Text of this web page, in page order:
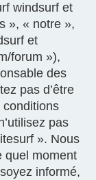
windsurf et
», « notre »,
et
forum »),
des
pas d’être
conditions
pas
». Nous
quel moment
informé,